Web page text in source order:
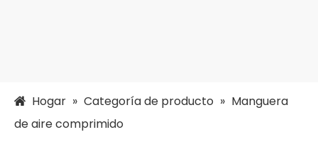
Hogar » Categoría de producto » Manguera
de aire comprimido